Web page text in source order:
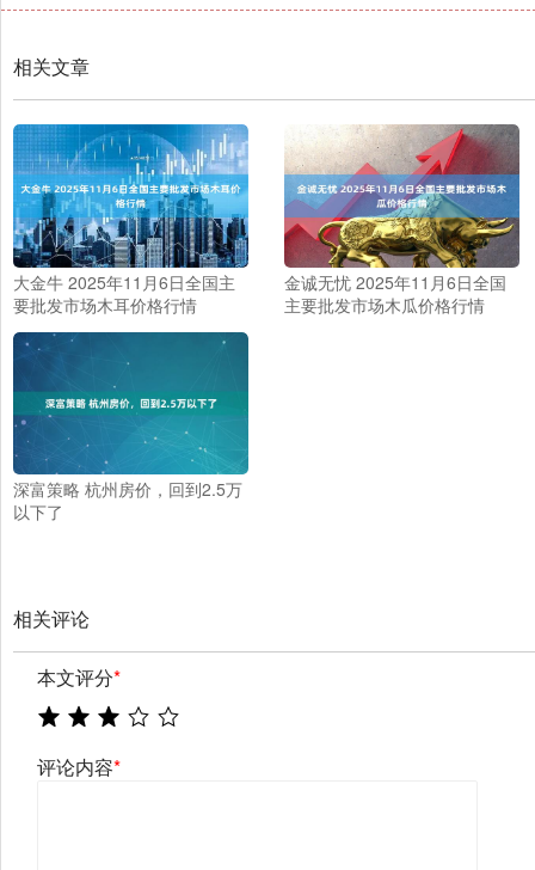
相关文章
大金牛 2025年11月6日全国主
要批发市场木耳价格行情
金诚无忧 2025年11月6日全国
主要批发市场木瓜价格行情
深富策略 杭州房价，回到2.5万
以下了
相关评论
本文评分*
评论内容*